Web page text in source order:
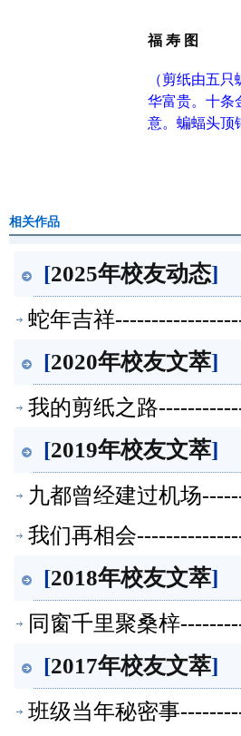
福 寿 图
（剪纸由五
华富贵。十条
意。蝙蝠头顶
相关作品
[2025年校友动态]
蛇年吉祥
[2020年校友文萃]
我的剪纸之路
[2019年校友文萃]
九都曾经建过机场
我们再相会
[2018年校友文萃]
同窗千里聚桑梓
[2017年校友文萃]
班级当年秘密事